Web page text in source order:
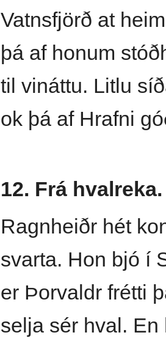
Vatnsfjörð at
þá af honum
til vináttu. Litlu
ok þá af Hrafni
12. Frá hvalreka.
Ragnheiðr hét
svarta. Hon bjó í
er Þorvaldr frétti
selja sér hval.